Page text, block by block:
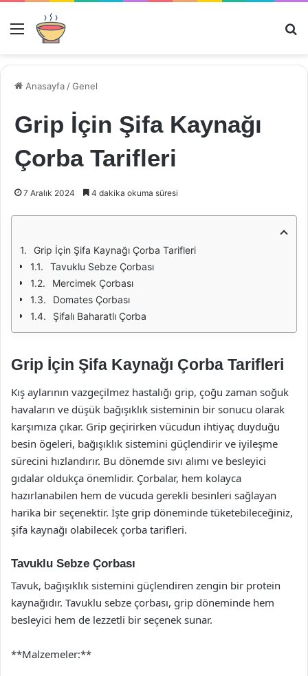
Menü
Anasayfa /Genel
Grip İçin Şifa Kaynağı
Çorba Tarifleri
7 Aralık 2024 4 dakika okuma süresi
Grip İçin Şifa Kaynağı Çorba Tarifleri
Tavuklu Sebze Çorbası
Mercimek Çorbası
Domates Çorbası
Şifalı Baharatlı Çorba
Grip İçin Şifa Kaynağı Çorba Tarifleri
Kış aylarının vazgeçilmez hastalığı grip, çoğu zaman soğuk
havaların ve düşük bağışıklık sisteminin bir sonucu olarak
karşımıza çıkar. Grip geçirirken vücudun ihtiyaç duyduğu
besin ögeleri, bağışıklık sistemini güçlendirir ve iyileşme
sürecini hızlandırır. Bu dönemde sıvı alımı ve besleyici
gıdalar oldukça önemlidir. Çorbalar, hem kolayca
hazırlanabilen hem de vücuda gerekli besinleri sağlayan
harika bir seçenektir. İşte grip döneminde tüketebileceğiniz,
şifa kaynağı olabilecek çorba tarifleri.
Tavuklu Sebze Çorbası
Tavuk, bağışıklık sistemini güçlendiren zengin bir protein
kaynağıdır. Tavuklu sebze çorbası, grip döneminde hem
besleyici hem de lezzetli bir seçenek sunar.
**Malzemeler:**